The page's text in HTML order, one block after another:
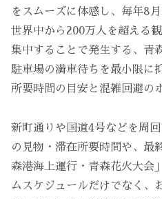
をスムーズに体感し、毎年8
世界中から200万人を超える
集中することで発生する、青
駐車場の満車待ちを最小限に
所要時間の目安と混雑回避の
新町通りや国道4号などを周
の見物・滞在所要時間や、最
森港海上運行・青森花火大会
ムスケジュールだけでなく、